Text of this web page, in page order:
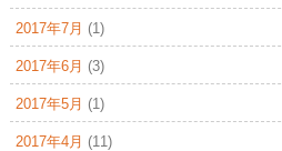
2017年7月 (1)
2017年6月 (3)
2017年5月 (1)
2017年4月 (11)